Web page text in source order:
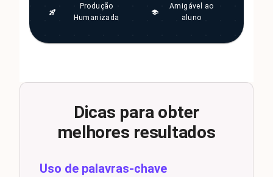
Produção
Humanizada
Amigável ao
aluno
Dicas para obter
melhores resultados
Uso de palavras-chave